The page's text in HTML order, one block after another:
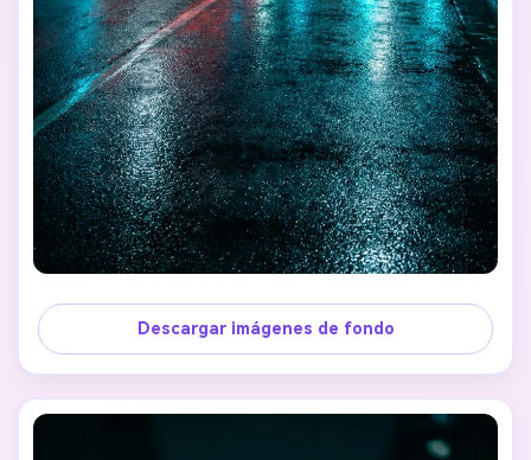
Descargar imágenes de fondo